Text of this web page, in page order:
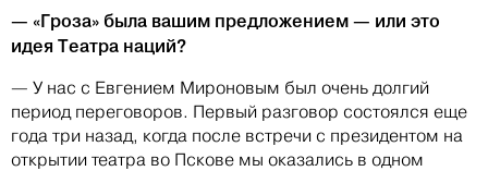
— «Гроза» была вашим предложением — или это
идея Театра наций?
— У нас с Евгением Мироновым был очень долгий
период переговоров. Первый разговор состоялся еще
года три назад, когда после встречи с президентом на
открытии театра во Пскове мы оказались в одном